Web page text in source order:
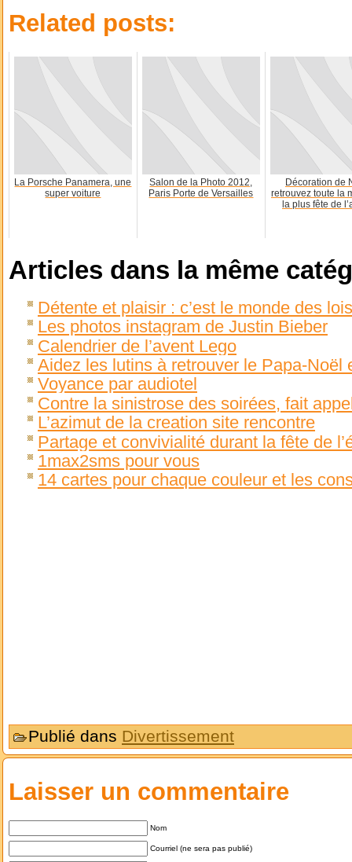
Related posts:
La Porsche Panamera, une
super voiture
Salon de la Photo 2012,
Paris Porte de Versailles
Décoration de
retrouvez toute la
la plus fête de
Articles dans la même
Détente et plaisir : c’est le monde des
Les photos instagram de Justin Bieber
Calendrier de l’avent Lego
Aidez les lutins à retrouver le Papa-Noël
Voyance par audiotel
Contre la sinistrose des soirées, fait
L’azimut de la creation site rencontre
Partage et convivialité durant la fête de
1max2sms pour vous
14 cartes pour chaque couleur et les
Publié dans Divertissement
Laisser un commentaire
Nom
Courriel (ne sera pas publié)